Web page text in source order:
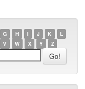
G H I J K
L
V W X Y Z